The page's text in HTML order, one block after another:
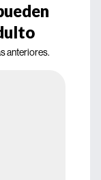
anteriores.